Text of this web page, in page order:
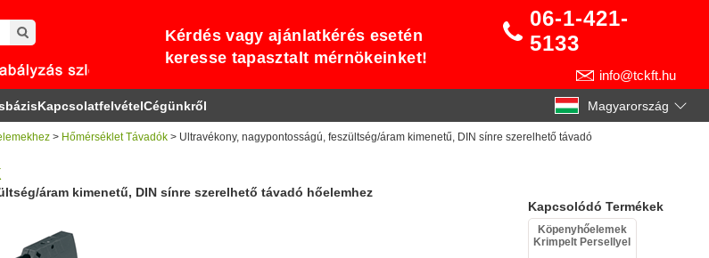
Kérdés vagy ajánlatkérés esetén
keresse tapasztalt mérnökeinket!
06-1-421-
5133
info@tckft.hu
KapcsolatfelvételCégünkről Magyarország
> Hőmérséklet Távadók> Ultravékony, nagypontosságú, feszültség/áram kimenetű, DIN sínre szerelhető távadó
áram kimenetű, DIN sínre szerelhető távadó hőelemhez
Kapcsolódó Termékek
Köpenyhőelemek
Krimpelt Persellyel